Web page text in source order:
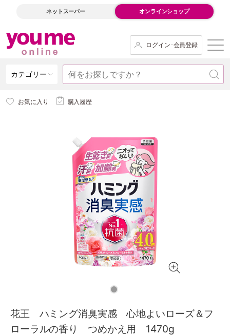
ネットスーパー オンラインショップ
ログイン･会員登録
カテゴリー
お気に入り 購入履歴
花王 ハミング消臭実感 心地よいローズ＆フ
ローラルの香り つめかえ用 1470g